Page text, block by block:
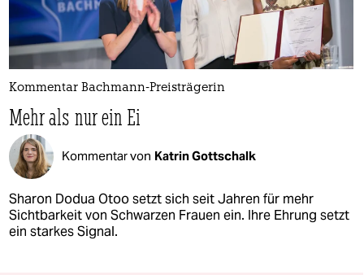
Kommentar Bachmann-Preisträgerin
Mehr als nur ein Ei
Kommentar von Katrin Gottschalk
Sharon Dodua Otoo setzt sich seit Jahren für mehr
Sichtbarkeit von Schwarzen Frauen ein. Ihre Ehrung setzt
ein starkes Signal.